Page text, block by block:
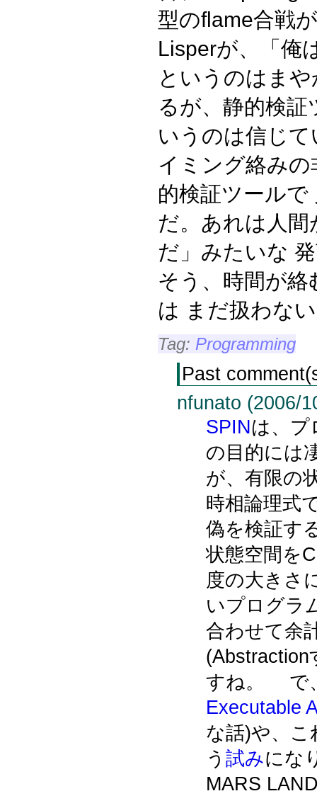
型のflame合戦
Lisperが、「俺
というのはま
るが、静的検
いうのは信じ
イミング絡み
的検証ツール
だ。あれは人
だ」みたいな
そう、時間が絡
は まだ扱わな
Tag: Programming
Past
nfunato (2006/
SPINは、プ
の目的には
が、有限の
時相論理式
偽を検証す
状態空間を
度の大きさ
いプログラ
合わせて余
(Abstraction
すね。 で
Executable
な話)や、
う 試みにな
MARS